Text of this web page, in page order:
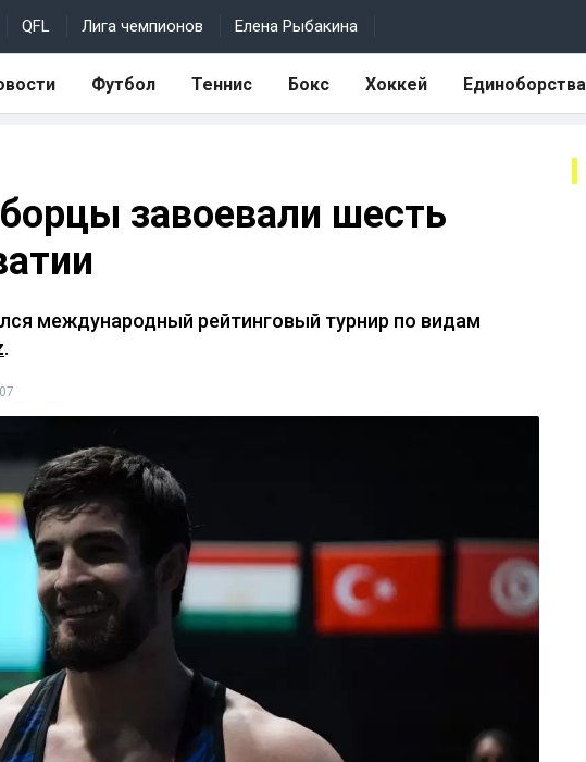
QFL Лига чемпионов Елена Рыбакина
Футбол Теннис Бокс Хоккей Единоборства
завоевали шесть
международный рейтинговый турнир по видам
.